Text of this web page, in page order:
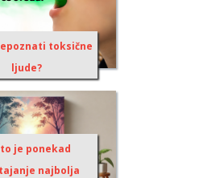
toksične
ljude?
je ponekad
najbolja